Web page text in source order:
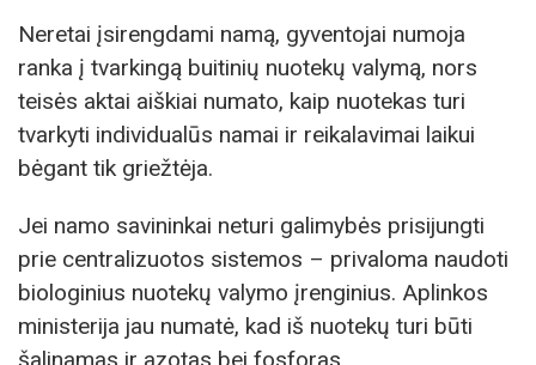
Neretai įsirengdami namą, gyventojai numoja
ranka į tvarkingą buitinių nuotekų valymą, nors
teisės aktai aiškiai numato, kaip nuotekas turi
tvarkyti individualūs namai ir reikalavimai laikui
bėgant tik griežtėja.
Jei namo savininkai neturi galimybės prisijungti
prie centralizuotos sistemos – privaloma naudoti
biologinius nuotekų valymo įrenginius. Aplinkos
ministerija jau numatė, kad iš nuotekų turi būti
šalinamas ir azotas bei fosforas.